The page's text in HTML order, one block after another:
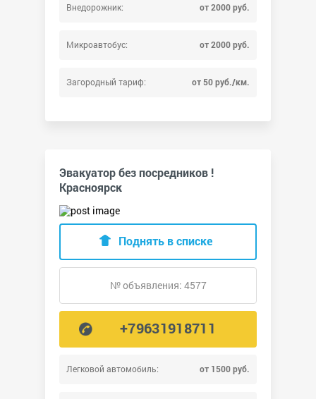
Внедорожник: от 2000 руб.
Микроавтобус: от 2000 руб.
Загородный тариф: от 50 руб./км.
Эвакуатор без посредников !
Красноярск
Легковой автомобиль: от 1500 руб.
Поднять в списке
№ объявления: 4577
+79631918711